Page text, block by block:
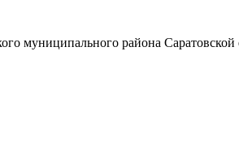
муниципального района Саратовской